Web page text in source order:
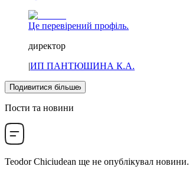
Це перевірений профіль.
директор
|ИП ПАНТЮШИНА К.А.
Подивитися більше
Пости та новини
Teodor Chiciudean ще не опублікувал новини.